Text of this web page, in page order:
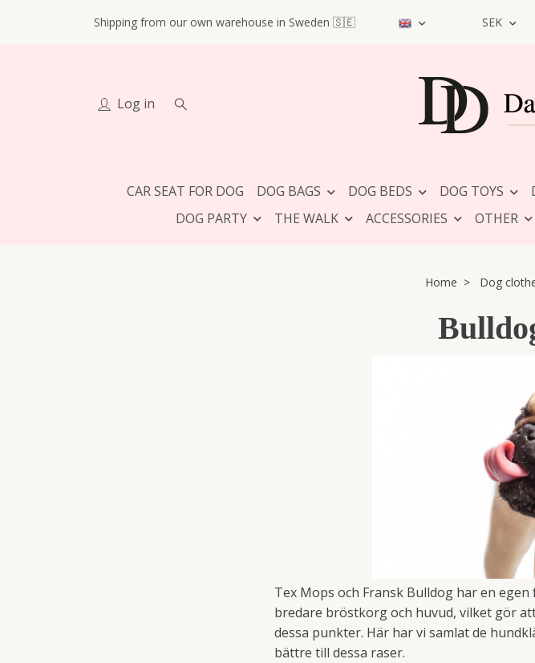
Shipping from our own warehouse in Sweden 🇸🇪 SEK
Log in
CAR SEAT FOR DOG DOG BAGS DOG BEDS DOG TOYS
DOG PARTY
THE WALK ACCESSORIES OTHER
Home Dog
Tex Mops och Fransk Bulldog har en
bredare bröstkorg och huvud, vilket gör
dessa punkter. Här har vi samlat de
bättre till dessa raser.